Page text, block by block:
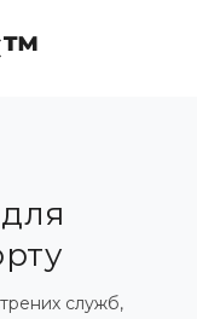
служб,